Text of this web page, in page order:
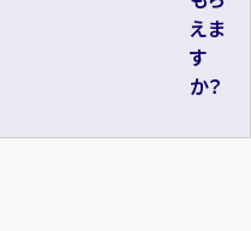
えま
す
か？